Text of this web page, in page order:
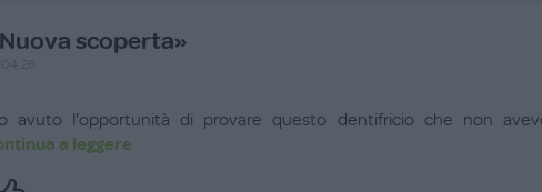
scoperta»
avuto l'opportunità di provare questo dentifricio che non
a leggere